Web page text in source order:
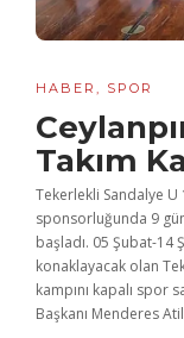
HABER , SPOR
Takım
Tekerlekli Sandalye U
sponsorluğunda 9
başladı. 05 Şubat-14
konaklayacak olan
kampını kapalı spor
Başkanı Menderes